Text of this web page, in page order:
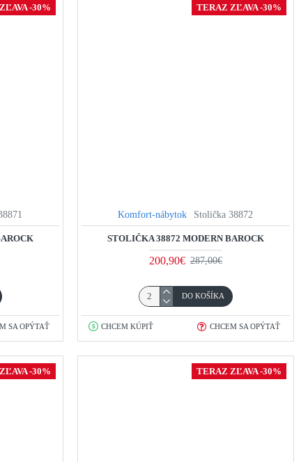
-30%
SA OPÝTAŤ
TERAZ ZĽAVA -30%
Komfort-nábytok Stolička 38872
STOLIČKA 38872 MODERN BAROCK
200,90€ 287,00€
DO KOŠÍKA
CHCEM KÚPIŤ CHCEM SA OPÝTAŤ
-30% TERAZ ZĽAVA -30%